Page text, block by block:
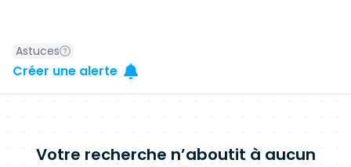
Astuces
Créer une alerte
Votre recherche n’aboutit à aucun